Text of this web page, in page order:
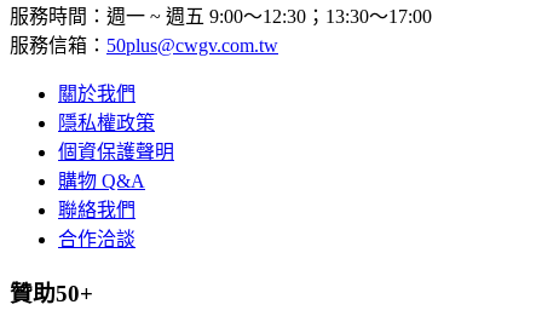
服務時間：週一 ~ 週五 9:00～12:30；13:30～17:00
服務信箱： 50plus@cwgv.com.tw
關於我們
隱私權政策
個資保護聲明
購物 Q&A
聯絡我們
合作洽談
贊助50+